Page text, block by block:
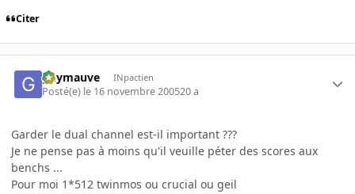
Citer
guymauve INpactien
Posté(e) le 16 novembre 200520 a
Garder le dual channel est-il important ???
Je ne pense pas à moins qu'il veuille péter des scores aux
benchs ...
Pour moi 1*512 twinmos ou crucial ou geil